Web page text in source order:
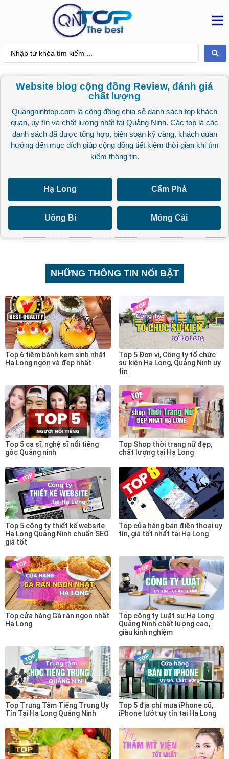
Website blog cộng đồng Review, đánh giá
chất lượng
Quangninhtop.com là cộng đồng chia sẻ danh sách top khách
quan, uy tín và chất lượng nhất tại Quảng Ninh. Các top là các
danh sách đã được tổng hợp, biên soạn kỹ càng, khách quan
hướng đến mục đích giúp cộng đồng tiết kiệm thời gian khi tìm
kiếm thông tin.
Hạ Long Cẩm Phả
Uông Bí Móng Cái
NHỮNG THÔNG TIN NỔI BẬT
Top 6 tiệm bánh kem sinh nhật
Hạ Long ngon và đẹp nhất
Top 5 Đơn vị, Công ty tổ chức
sự kiện Hạ Long, Quảng Ninh uy
tín
Top 5 ca sĩ, nghệ sĩ nổi tiếng
gốc Quảng ninh
Top Shop thời trang nữ đẹp,
chất lượng tại Hạ Long
Top 5 công ty thiết kế website
Hạ Long Quảng Ninh chuẩn SEO
giá tốt
Top cửa hàng bán điện thoại uy
tín, giá tốt nhất tại Hạ Long
Top cửa hàng Gà rán ngon nhất
Hạ Long
Top công ty Luật sư Hạ Long
Quảng Ninh chất lượng cao,
giàu kinh nghiệm
Top Trung Tâm Tiếng Trung Uy
Tín Tại Hạ Long Quảng Ninh
Top 5 địa chỉ mua iPhone cũ,
iPhone lướt uy tín tại Hạ Long